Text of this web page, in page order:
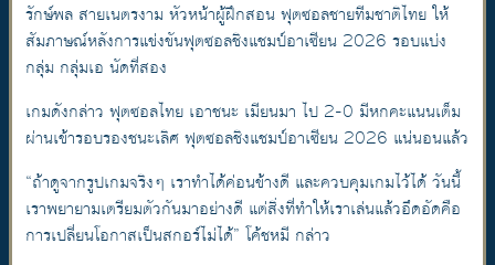
รักษ์พล สายเนตรงาม หัวหน้าผู้ฝึกสอน ฟุตซอลชายทีมชาติไทย ให้
สัมภาษณ์หลังการแข่งขันฟุตซอลชิงแชมป์อาเซียน 2026 รอบแบ่ง
กลุ่ม กลุ่มเอ นัดที่สอง
เกมดังกล่าว ฟุตซอลไทย เอาชนะ เมียนมา ไป 2-0 มีหกคะแนนเต็ม
ผ่านเข้ารอบรองชนะเลิศ ฟุตซอลชิงแชมป์อาเซียน 2026 แน่นอนแล้ว
“ถ้าดูจากรูปเกมจริงๆ เราทำได้ค่อนข้างดี และควบคุมเกมไว้ได้ วันนี้
เราพยายามเตรียมตัวกันมาอย่างดี แต่สิ่งที่ทำให้เราเล่นแล้วอึดอัดคือ
การเปลี่ยนโอกาสเป็นสกอร์ไม่ได้” โค้ชหมี กล่าว